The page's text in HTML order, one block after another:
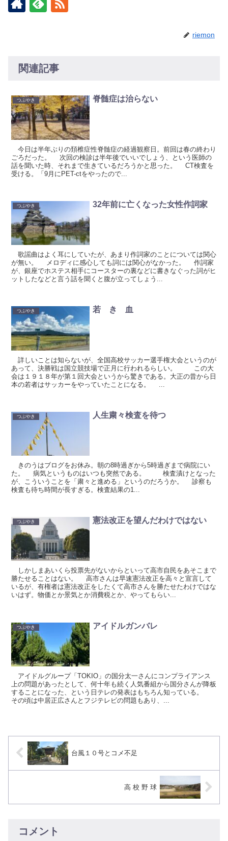
riemon
関連記事
つぶやき 脊髄症は治らない
今日は半年ぶりの頚椎症性脊髄症の経過観察日。前回は春の終わり
ごろだった。 次回の検診は半年後でいいでしょう、という医師の
話を聞いた時、それまで生きているだろうかと思った。 CT検査を
受ける。「9月にPET-ctをやったので...
つぶやき 32年前に亡くなった女性作詞家
歌謡曲はよく耳にしていたが、あまり作詞家のことについては関心
が無い。 メロディに感心しても詞には関心がなかった。 作詞家
が、銀座でホステス相手にコースターの裏などに書きなぐった詞がヒ
ットしたなどと言う話を聞くと腹が立ってしょう...
つぶやき 若 き 血
詳しいことは知らないが、全国高校サッカー選手権大会というのが
あって、決勝戦は国立競技場で正月に行われるらしい。 この大
会は１９１８年が第１回大会というから驚きである。大正の昔から日
本の若者はサッカーをやっていたことになる。 ...
つぶやき 人生粛々検査を待つ
きのうはブログをお休み。朝の8時過ぎから5時過ぎまで病院にい
た。 病気というものはいつも突然である。 検査漬けとなった
が、こういうことを「粛々と進める」というのだろうか。 診察も
検査も待ち時間が長すぎる。検査結果の1...
つぶやき 憲法改正を望んだわけではない
しかしまあいくら投票先がないからといって高市自民をあそこまで
勝たせることはない。 高市さんは早速憲法改正を高々と宣言して
いるが、有権者は憲法改正をしたくて高市さんを勝たせたわけではな
いはず。物価とか景気とか消費税とか、やってもらい...
つぶやき アイドルガンバレ
アイドルグループ「TOKIO」の国分太一さんにコンプライアンス
上の問題があったとして、何十年も続く人気番組から国分さんが降板
することになった、という日テレの発表はもちろん知っている。
その頃は中居正広さんとフジテレビの問題もあり、...
台風１０号とコメ不足
高 校 野 球
コメント